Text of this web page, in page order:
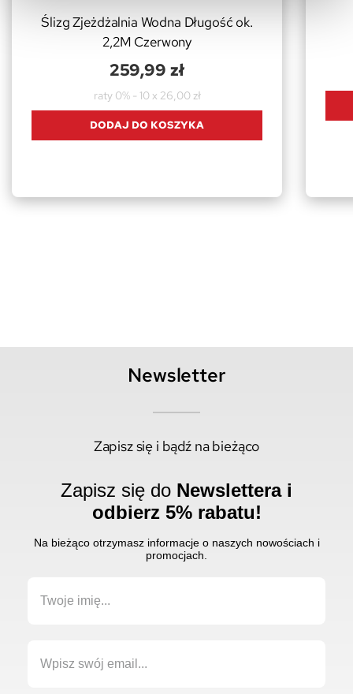
Ślizg Zjeżdżalnia Wodna Długość ok.
2,2M Czerwony
259,99 zł
raty 0% - 10 x 26,00 zł
DODAJ DO KOSZYKA
Newsletter
Zapisz się i bądź na bieżąco
Zapisz się do Newslettera i
odbierz 5% rabatu!
Na bieżąco otrzymasz informacje o naszych nowościach i
promocjach.